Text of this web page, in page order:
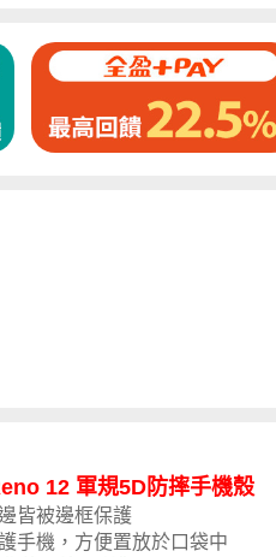
12 軍規5D防摔手機殼
皆被邊框保護
手機，方便置放於口袋中